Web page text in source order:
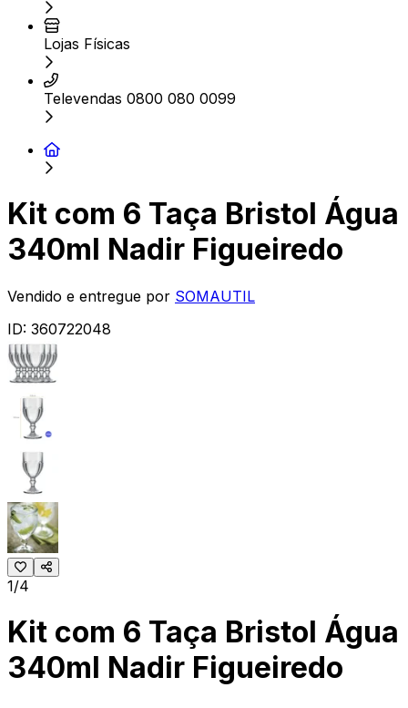
Lojas Físicas
Televendas 0800 080 0099
Kit com 6 Taça Bristol Água
340ml Nadir Figueiredo
Vendido e entregue por SOMAUTIL
ID: 360722048
1/4
Kit com 6 Taça Bristol Água
340ml Nadir Figueiredo